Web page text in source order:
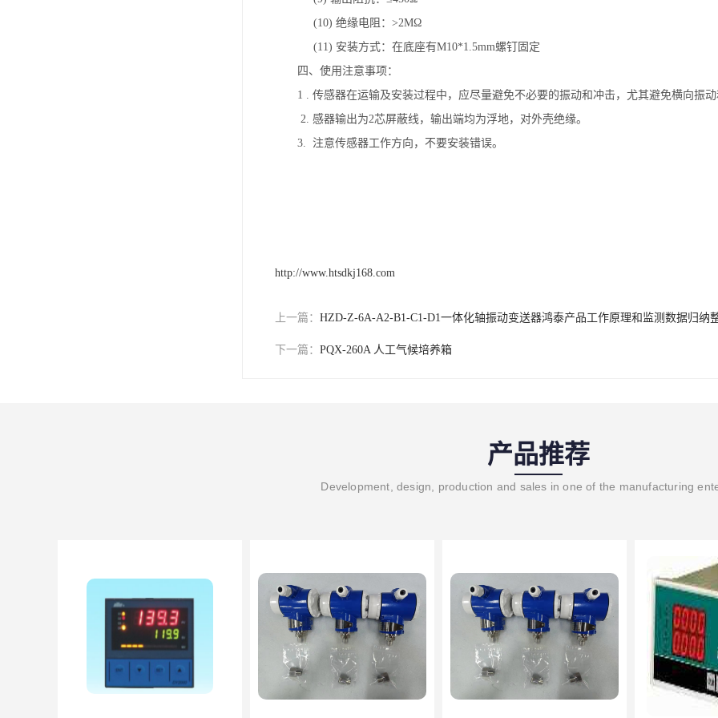
(10) 绝缘电阻：>2MΩ
(11) 安装方式：在底座有M10*1.5mm螺钉固定
四、使用注意事项：
1 . 传感器在运输及安装过程中，应尽量避免不必要的振动和冲击，尤其避免横向振动
2. 感器输出为2芯屏蔽线，输出端均为浮地，对外壳绝缘。
3. 注意传感器工作方向，不要安装错误。
http://www.htsdkj168.com
上一篇： HZD-Z-6A-A2-B1-C1-D1一体化轴振动变送器鸿泰产品工作原理和监测数据归纳
下一篇： PQX-260A 人工气候培养箱
产品推荐
Development, design, production and sales in one of the manufacturing